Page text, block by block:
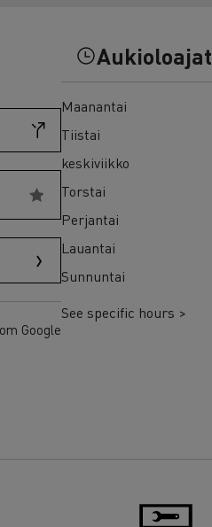
Google
Aukioloajat
Maanantai
Tiistai
keskiviikko
Torstai
Perjantai
Lauantai
Sunnuntai
See specific hours >